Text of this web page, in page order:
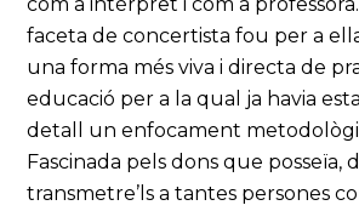
faceta de concertista fou per a
una forma més viva i directa de
educació per a la qual ja havia
detall un enfocament
Fascinada pels dons que posseïa,
transmetre’ls a tantes persones